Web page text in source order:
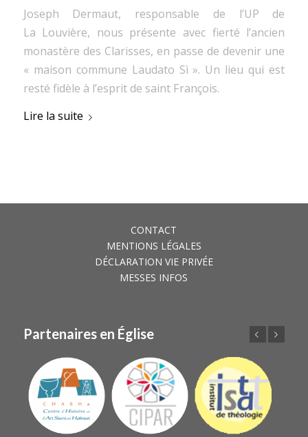
Joseph Dermaut, responsable de l’UP de
La Louvière, nous présente avec fierté l’ancien
monastère des Clarisses, en passe de devenir une
« maison commune Laudato Sì ». Un lieu qui est
resté fidèle à l’esprit de saint François.
Lire la suite
CONTACT
MENTIONS LÉGALES
DÉCLARATION VIE PRIVÉE
MESSES INFOS
Partenaires en Église